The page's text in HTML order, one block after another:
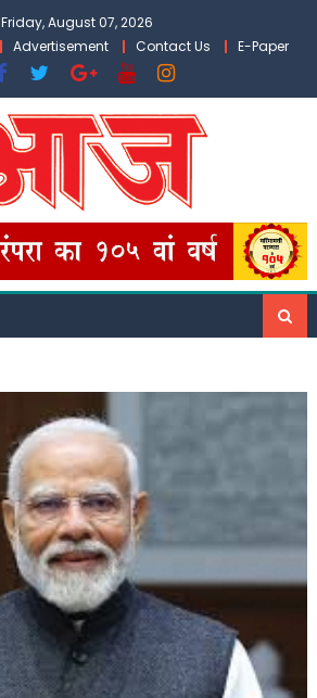
Friday, August 07, 2026
Advertisement Contact Us E-Paper